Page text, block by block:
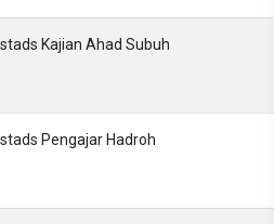
Kajian Ahad Subuh
Pengajar Hadroh